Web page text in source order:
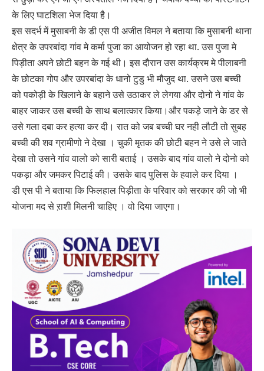
के लिए घाटशिला भेज दिया है।
इस सदर्भ में मुसाबनी के डी एस पी अजीत विमल ने बताया कि मुसाबनी थाना
क्षेत्र के उपरबांदा गांव मे कर्मा पुजा का आयोजन हो रहा था. उस पुजा मे
पिड़ीता अपने छोटी बहन के गई थी। इस दौरान उस कार्यक्रम मे पीलाबनी
के छोटका गोप और उपरबांदा के धानो टुडु भी मौजुद था. उसने उस बच्ची
को पकोड़ी के खिलाने के बहाने उसे उठाकर ले लेगया और दोनो ने गांव के
बाहर जाकर उस बच्ची के साथ बलात्कार किया।और पकड़े जाने के डर से
उसे गला दबा कर हत्या कर दी। रात को जब बच्ची घर नही लौटी तो सुबह
बच्ची की शव ग्रामीणो ने देखा । चुकी मृतक की छोटी बहन ने उसे ले जाते
देखा तो उसने गांव वालो को सारी बताई । उसके बाद गांव वालो ने दोनो को
पकड़ा और जमकर पिटाई की। उसके बाद पुलिस के हवाले कर दिया ।
डी एस पी ने बताया कि फिलहाल पिड़ीता के परिवार को सरकार की जो भी
योजना मद से ऱाशी मिलनी चाहिए । वो दिया जाएगा।